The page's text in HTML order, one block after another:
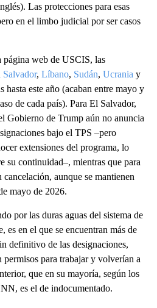
Las protecciones para esas
en el limbo judicial por ser casos
página web de USCIS, las
Salvador, Líbano, Sudán, Ucrania y
hasta este año (acaban entre mayo y
de cada país). Para El Salvador,
Gobierno de Trump aún no anuncia
bajo el TPS –pero
extensiones del programa, lo
su continuidad–, mientras que para
aunque se mantienen
mayo de 2026.
por las duras aguas del sistema de
es en el que se encuentran más de
definitivo de las designaciones,
permisos para trabajar y volverían a
que en su mayoría, según los
es el de indocumentado.